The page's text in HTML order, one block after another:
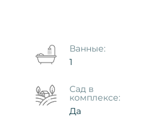
Ванные:
1
Сад в
комплексе:
Да